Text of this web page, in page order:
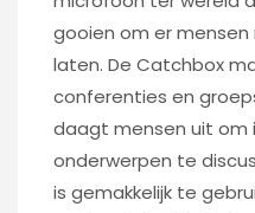
gooien om er
laten. De Catchbox
conferenties en
daagt mensen uit om
onderwerpen te
is gemakkelijk te